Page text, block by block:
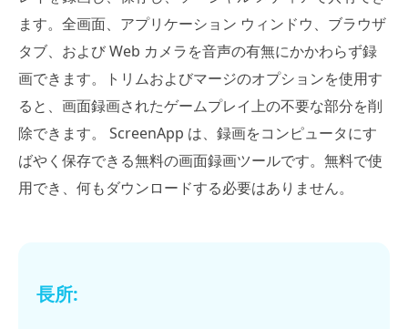
ます。全画面、アプリケーション ウィンドウ、ブラウザ
タブ、および Web カメラを音声の有無にかかわらず録
画できます。トリムおよびマージのオプションを使用す
ると、画面録画されたゲームプレイ上の不要な部分を削
除できます。 ScreenApp は、録画をコンピュータにす
ばやく保存できる無料の画面録画ツールです。無料で使
用でき、何もダウンロードする必要はありません。
長所: